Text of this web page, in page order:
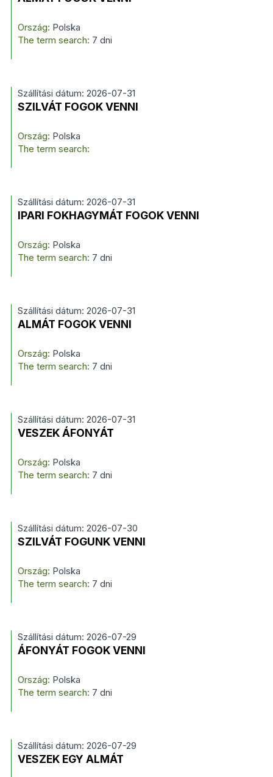
Ország: Polska
The term search: 7 dni
Szállítási dátum: 2026-07-31
SZILVÁT FOGOK VENNI
Ország: Polska
The term search:
Szállítási dátum: 2026-07-31
IPARI FOKHAGYMÁT FOGOK VENNI
Ország: Polska
The term search: 7 dni
Szállítási dátum: 2026-07-31
ALMÁT FOGOK VENNI
Ország: Polska
The term search: 7 dni
Szállítási dátum: 2026-07-31
VESZEK ÁFONYÁT
Ország: Polska
The term search: 7 dni
Szállítási dátum: 2026-07-30
SZILVÁT FOGUNK VENNI
Ország: Polska
The term search: 7 dni
Szállítási dátum: 2026-07-29
ÁFONYÁT FOGOK VENNI
Ország: Polska
The term search: 7 dni
Szállítási dátum: 2026-07-29
VESZEK EGY ALMÁT